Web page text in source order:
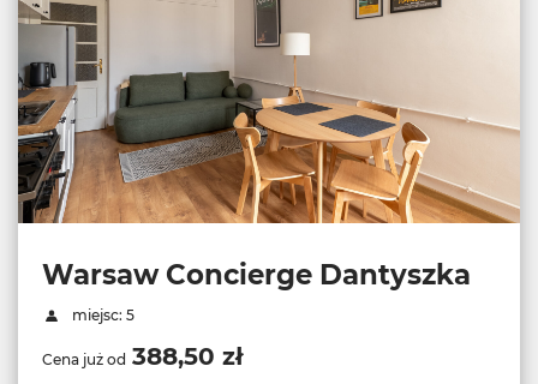
Warsaw Concierge Dantyszka
miejsc: 5
Cena już od 388,50 zł